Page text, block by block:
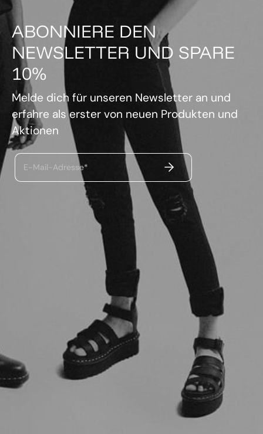
ABONNIERE DEN
NEWSLETTER UND SPARE
10%
Melde dich für unseren Newsletter an und
erfahre als erster von neuen Produkten und
Aktionen
E-Mail-Adresse* ABSENDEN